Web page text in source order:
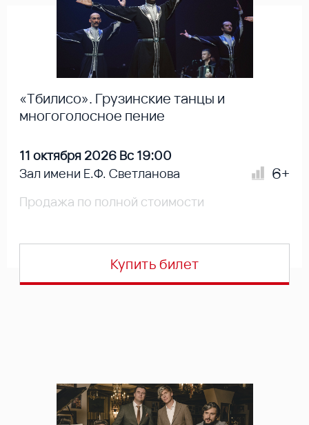
«Тбилисо». Грузинские танцы и
многоголосное пение
11 октября 2026 Вс 19:00
Зал имени Е.Ф. Светланова
6+
Продажа по полной стоимости
Купить билет